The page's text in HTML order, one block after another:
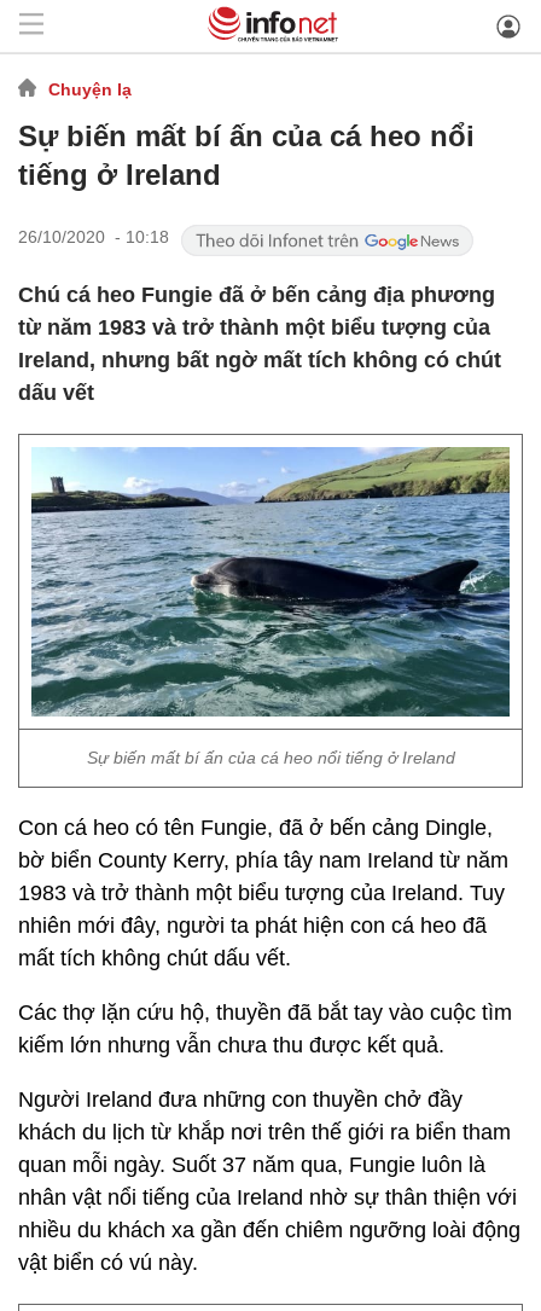
Chuyện lạ
Sự biến mất bí ấn của cá heo nổi
tiếng ở Ireland
26/10/2020 - 10:18
Chú cá heo Fungie đã ở bến cảng địa phương
từ năm 1983 và trở thành một biểu tượng của
Ireland, nhưng bất ngờ mất tích không có chút
dấu vết
Sự biến mất bí ấn của cá heo nổi tiếng ở Ireland
Con cá heo có tên Fungie, đã ở bến cảng Dingle,
bờ biển County Kerry, phía tây nam Ireland từ năm
1983 và trở thành một biểu tượng của Ireland. Tuy
nhiên mới đây, người ta phát hiện con cá heo đã
mất tích không chút dấu vết.
Các thợ lặn cứu hộ, thuyền đã bắt tay vào cuộc tìm
kiếm lớn nhưng vẫn chưa thu được kết quả.
Người Ireland đưa những con thuyền chở đầy
khách du lịch từ khắp nơi trên thế giới ra biển tham
quan mỗi ngày. Suốt 37 năm qua, Fungie luôn là
nhân vật nổi tiếng của Ireland nhờ sự thân thiện với
nhiều du khách xa gần đến chiêm ngưỡng loài động
vật biển có vú này.